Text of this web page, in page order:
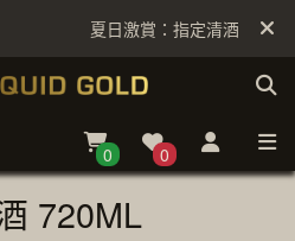
夏日激賞：指定清酒低至6折
0 0
720ML